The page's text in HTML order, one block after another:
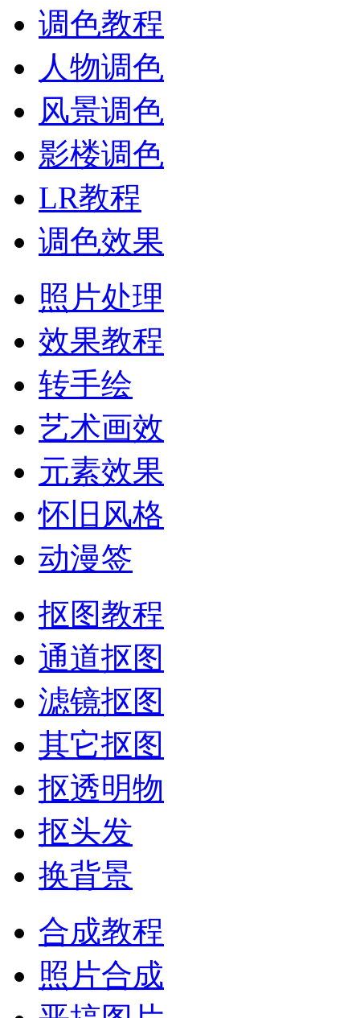
调色教程
人物调色
风景调色
影楼调色
LR教程
调色效果
照片处理
效果教程
转手绘
艺术画效
元素效果
怀旧风格
动漫签
抠图教程
通道抠图
滤镜抠图
其它抠图
抠透明物
抠头发
换背景
合成教程
照片合成